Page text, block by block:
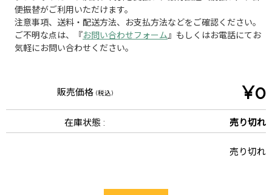
便振替がご利用いただけます。
注意事項、送料・配送方法、お支払方法などをご確認ください。
ご不明な点は、『お問い合わせフォーム 』もしくはお電話にてお
気軽にお問い合わせください。
販売価格 (税込) ¥0
在庫状態 : 売り切れ
売り切れ